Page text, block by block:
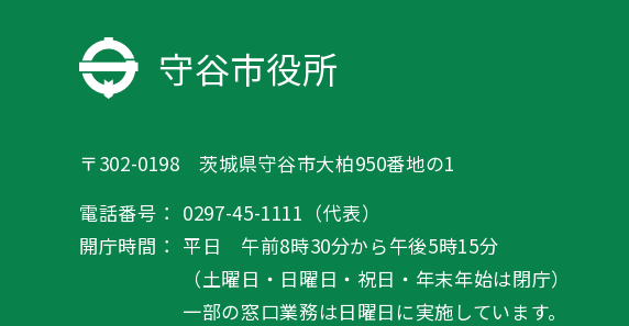
守谷市役所
〒302-0198 茨城県守谷市大柏950番地の1
電話番号： 0297-45-1111（代表）
開庁時間： 平日 午前8時30分から午後5時15分
（土曜日・日曜日・祝日・年末年始は閉庁）
一部の窓口業務は日曜日に実施しています。